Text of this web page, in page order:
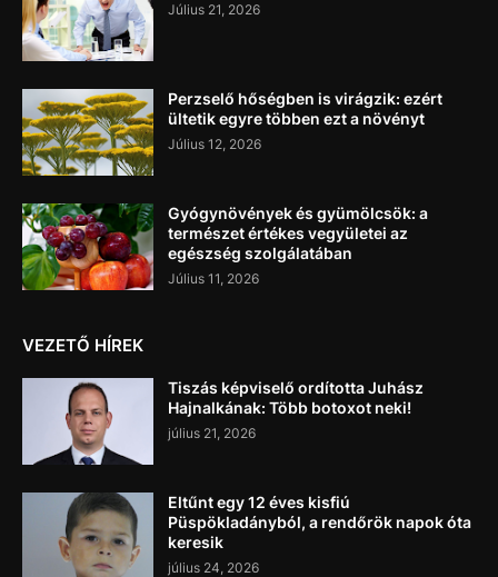
Július 21, 2026
Perzselő hőségben is virágzik: ezért
ültetik egyre többen ezt a növényt
Július 12, 2026
Gyógynövények és gyümölcsök: a
természet értékes vegyületei az
egészség szolgálatában
Július 11, 2026
VEZETŐ HÍREK
Tiszás képviselő ordította Juhász
Hajnalkának: Több botoxot neki!
július 21, 2026
Eltűnt egy 12 éves kisfiú
Püspökladányból, a rendőrök napok óta
keresik
július 24, 2026